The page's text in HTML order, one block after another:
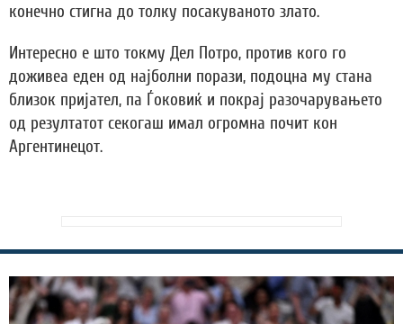
конечно стигна до толку посакуваното злато.
Интересно е што токму Дел Потро, против кого го
доживеа еден од најболни порази, подоцна му стана
близок пријател, па Ѓоковиќ и покрај разочарувањето
од резултатот секогаш имал огромна почит кон
Аргентинецот.